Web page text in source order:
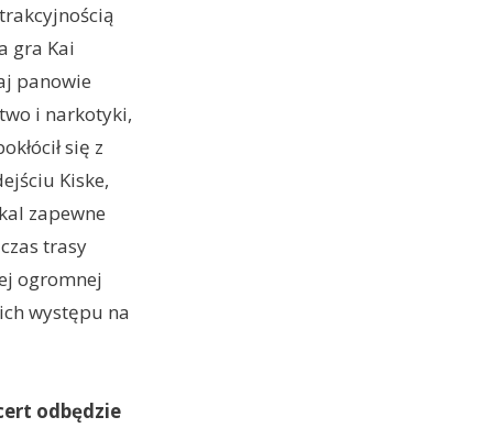
gra Kai
panowie
i narkotyki,
się z
Kiske,
zapewne
trasy
ogromnej
występu na
odbędzie